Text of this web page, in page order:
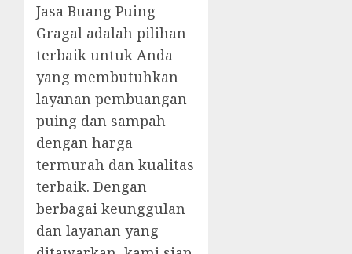
Jasa Buang Puing
Gragal adalah pilihan
terbaik untuk Anda
yang membutuhkan
layanan pembuangan
puing dan sampah
dengan harga
termurah dan kualitas
terbaik. Dengan
berbagai keunggulan
dan layanan yang